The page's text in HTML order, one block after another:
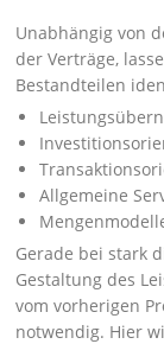
Unabhängig von
der Verträge,
Bestandteilen
Allgemeine
Gerade bei stark
Gestaltung des
vom vorherigen
notwendig. Hier